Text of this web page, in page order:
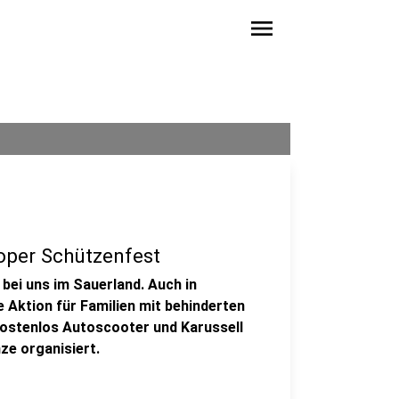
menu
Schützenfest
uns im Sauerland. Auch in
Aktion für Familien mit behinderten
Autoscooter und Karussell
organisiert.